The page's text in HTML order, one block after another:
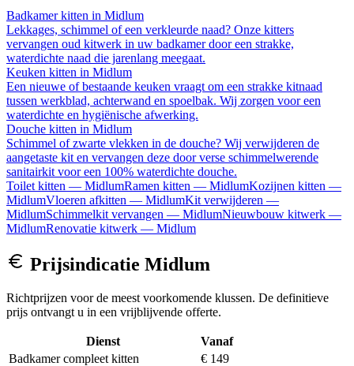
Badkamer kitten in Midlum
Lekkages, schimmel of een verkleurde naad? Onze kitters
vervangen oud kitwerk in uw badkamer door een strakke,
waterdichte naad die jarenlang meegaat.
Keuken kitten in Midlum
Een nieuwe of bestaande keuken vraagt om een strakke kitnaad
tussen werkblad, achterwand en spoelbak. Wij zorgen voor een
waterdichte en hygiënische afwerking.
Douche kitten in Midlum
Schimmel of zwarte vlekken in de douche? Wij verwijderen de
aangetaste kit en vervangen deze door verse schimmelwerende
sanitairkit voor een 100% waterdichte douche.
Toilet kitten — MidlumRamen kitten — MidlumKozijnen kitten —
MidlumVloeren afkitten — MidlumKit verwijderen —
MidlumSchimmelkit vervangen — MidlumNieuwbouw kitwerk —
MidlumRenovatie kitwerk — Midlum
Prijsindicatie Midlum
Richtprijzen voor de meest voorkomende klussen. De definitieve
prijs ontvangt u in een vrijblijvende offerte.
Dienst
Vanaf
Badkamer compleet kitten
€ 149